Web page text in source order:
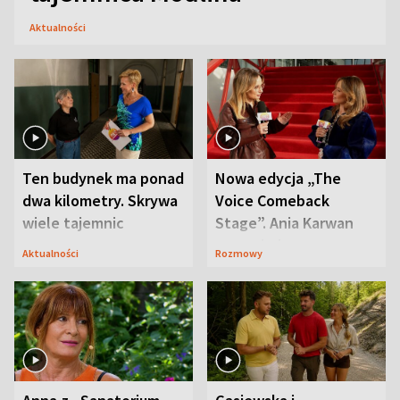
Aktualności
Ten budynek ma ponad
dwa kilometry. Skrywa
wiele tajemnic
Aktualności
Nowa edycja „The
Voice Comeback
Stage”. Ania Karwan
zapowiada
Rozmowy